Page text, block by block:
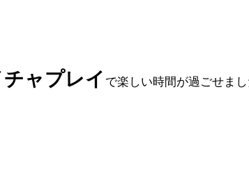
ャプレイ で楽しい時間が過ごせま